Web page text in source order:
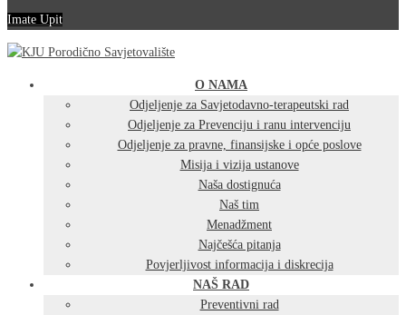
Imate Upit
O NAMA
Odjeljenje za Savjetodavno-terapeutski rad
Odjeljenje za Prevenciju i ranu intervenciju
Odjeljenje za pravne, finansijske i opće poslove
Misija i vizija ustanove
Naša dostignuća
Naš tim
Menadžment
Najčešća pitanja
Povjerljivost informacija i diskrecija
NAŠ RAD
Preventivni rad